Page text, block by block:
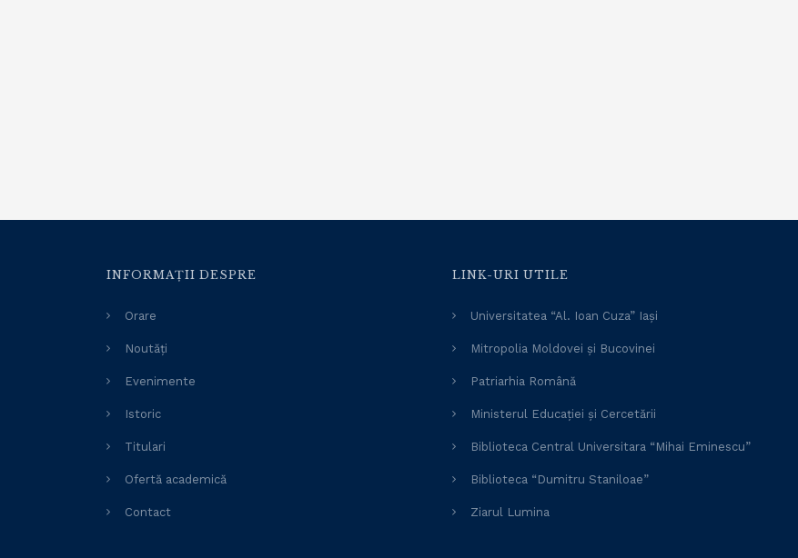
INFORMAȚII DESPRE
Orare
Noutăți
Evenimente
Istoric
Titulari
Ofertă academică
Contact
LINK-URI UTILE
Universitatea “Al. Ioan Cuza” Iași
Mitropolia Moldovei și Bucovinei
Patriarhia Română
Ministerul Educației și Cercetării
Biblioteca Central Universitara “Mihai Eminescu”
Biblioteca “Dumitru Staniloae”
Ziarul Lumina